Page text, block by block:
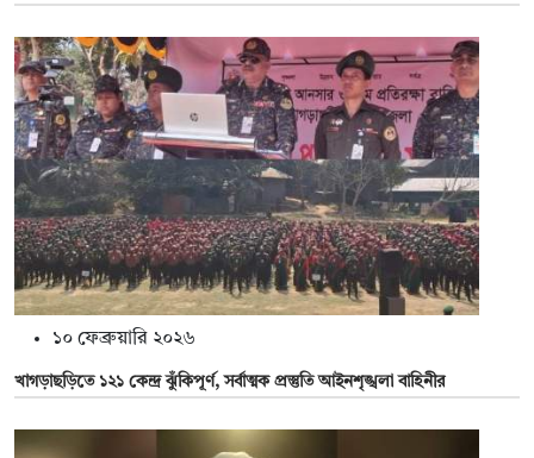
১০ ফেব্রুয়ারি ২০২৬
খাগড়াছড়িতে ১২১ কেন্দ্র ঝুঁকিপূর্ণ, সর্বাত্মক প্রস্তুতি আইনশৃঙ্খলা বাহিনীর